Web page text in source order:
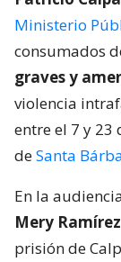
Ministerio
consumados
graves y
violencia
entre el 7 y 23
deSanta
En la
Mery
prisión de